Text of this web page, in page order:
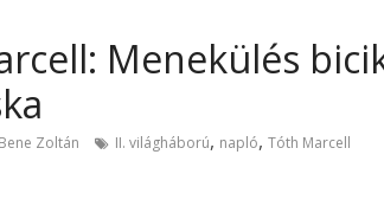
Menekülés
Bene Zoltán II. világháború, napló, Tóth Marcell